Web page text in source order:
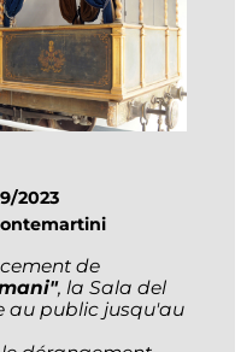
2023
de
, la Sala del
au public jusqu'au